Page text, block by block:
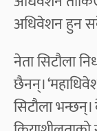
अधिवेशन हुन
नेता सिटौला
छैनन्।
सिटौला